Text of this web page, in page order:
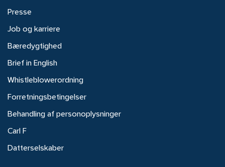
Presse
Job og karriere
Bæredygtighed
Brief in English
Whistleblowerordning
Forretningsbetingelser
Behandling af personoplysninger
Carl F
Datterselskaber